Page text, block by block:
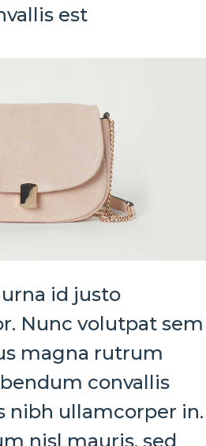
est
id justo
Nunc volutpat sem
magna rutrum
convallis
nibh ullamcorper in.
nisl mauris, sed